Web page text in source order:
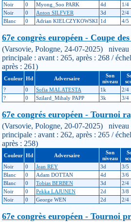
Noir
0 Myong_Soo PARK 4d 1/4
Noir
0 Anton SILFVER 3d 2/4
Blanc
0 Adrian KIELCZYKOWSKI 1d 4/5
67e congrès européen - Coupe
(Varsovie, Pologne, 24-07-2025) niveau
principale : avant : 265, après : 268 /
après : 261)
Couleur Hd Adversaire
Son
niveau
?
0 Sofia MALATESTA 1k 2/4
?
0 Szilard_Mihaly PAPP 3k 3/4
67e congrés européen - Tournoi
(Varsovie, Pologne, 20-07-2025) niveau
principale : avant : 262, après : 265 /
après : 258)
Couleur Hd Adversaire
Son
niveau
Noir
0 Jean REY 3d 3/5
Blanc
0 Adam DOTTAN 4d 3/6
Blanc
0 Tobias BERBEN 3d 2/4
Noir
0 Pekka LAJUNEN 2d 3/8
Noir
0 George WEN 2d 2/4
67e congrès européen - Tournoi